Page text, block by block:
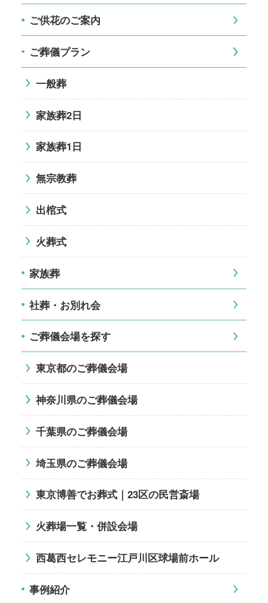
ご供花のご案内
ご葬儀プラン
一般葬
家族葬2日
家族葬1日
無宗教葬
出棺式
火葬式
家族葬
社葬・お別れ会
ご葬儀会場を探す
東京都のご葬儀会場
神奈川県のご葬儀会場
千葉県のご葬儀会場
埼玉県のご葬儀会場
東京博善でお葬式｜23区の民営斎場
火葬場一覧・併設会場
西葛西セレモニー江戸川区球場前ホール
事例紹介